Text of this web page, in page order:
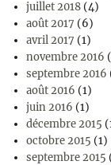
juillet 2018 (4)
août 2017 (6)
avril 2017 (1)
novembre 2016
septembre 2016
août 2016 (1)
juin 2016 (1)
décembre 2015
octobre 2015 (1)
septembre 2015